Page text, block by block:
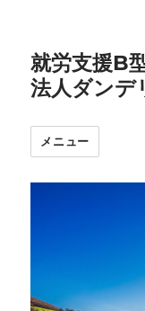
就労支援B
法人ダンデ
メニュー